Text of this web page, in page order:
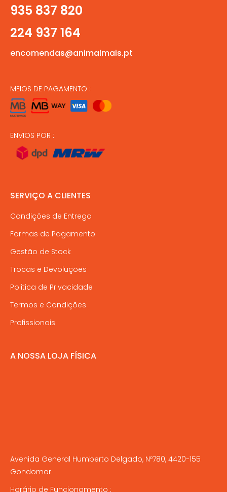
935 837 820
224 937 164
encomendas@animalmais.pt
MEIOS DE PAGAMENTO :
ENVIOS POR :
SERVIÇO A CLIENTES
Condições de Entrega
Formas de Pagamento
Gestão de Stock
Trocas e Devoluções
Politica de Privacidade
Termos e Condições
Profissionais
A NOSSA LOJA FÍSICA
Avenida General Humberto Delgado, Nº780, 4420-155
Gondomar
Horário de Funcionamento :